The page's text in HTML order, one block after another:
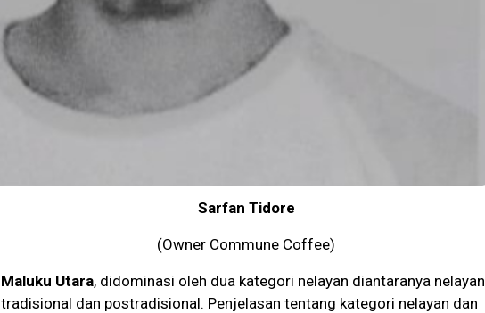
Sarfan Tidore
(Owner Commune Coffee)
Maluku Utara, didominasi oleh dua kategori nelayan diantaranya nelayan
tradisional dan postradisional. Penjelasan tentang kategori nelayan dan